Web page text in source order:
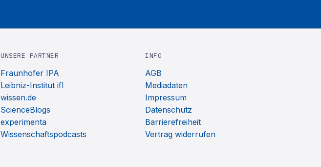
UNSERE PARTNER
Fraunhofer IPA
Leibniz-Institut ifl
wissen.de
ScienceBlogs
experimenta
Wissenschaftspodcasts
INFO
AGB
Mediadaten
Impressum
Datenschutz
Barrierefreiheit
Vertrag widerrufen